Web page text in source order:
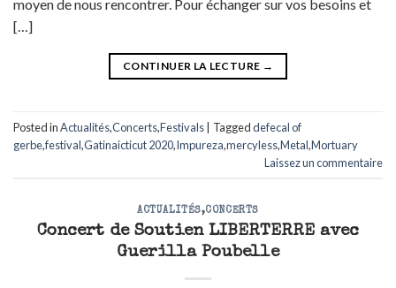
moyen de nous rencontrer. Pour échanger sur vos besoins et
[…]
CONTINUER LA LECTURE →
Posted inActualités,Concerts,Festivals| Taggeddefecal of
gerbe,festival,Gatinaicticut 2020,Impureza,mercyless,Metal,Mortuary
Laissez un commentaire
ACTUALITÉS,CONCERTS
Concert de Soutien LIBERTERRE avec
Guerilla Poubelle